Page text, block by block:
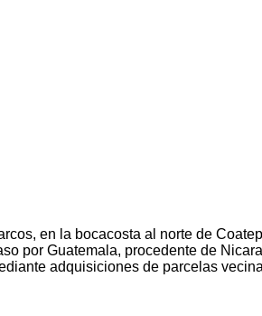
en la bocacosta al norte de
por Guatemala, procedente de
adquisiciones de parcelas